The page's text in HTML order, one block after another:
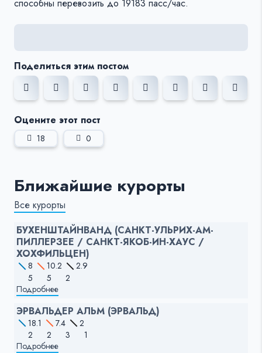
способны перевозить до 19183 пасс/час.
Поделиться этим постом
Оцените этот пост
18 0
Ближайшие курорты
Все курорты
БУХЕНШТАЙНВАНД (САНКТ-УЛЬРИХ-АМ-
ПИЛЛЕРЗЕЕ / САНКТ-ЯКОБ-ИН-ХАУС /
ХОХФИЛЬЦЕН)
8 10.2
2.9
5
5
2
Подробнее
ЭРВАЛЬДЕР АЛЬМ (ЭРВАЛЬД)
18.1 7.4
2
2
2 3
1
Подробнее